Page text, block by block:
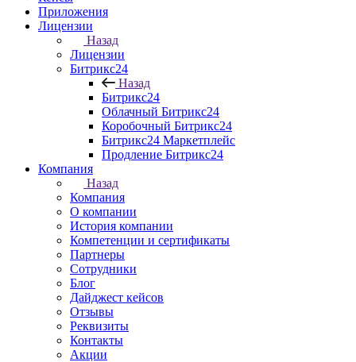
Приложения
Лицензии
Назад
Лицензии
Битрикс24
Назад
Битрикс24
Облачный Битрикс24
Коробочный Битрикс24
Битрикс24 Маркетплейс
Продление Битрикс24
Компания
Назад
Компания
О компании
История компании
Компетенции и сертификаты
Партнеры
Сотрудники
Блог
Дайджест кейсов
Отзывы
Реквизиты
Контакты
Акции